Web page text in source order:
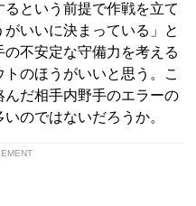
という前提で作戦を立て
いいに決まっている」と
不安定な守備力を考える
のほうがいいと思う。こ
だ相手内野手のエラーの
のではないだろうか。